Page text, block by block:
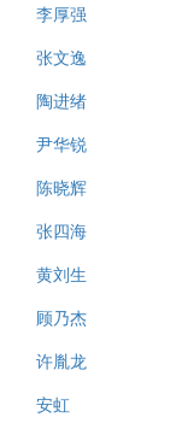
李厚强
张文逸
陶进绪
尹华锐
陈晓辉
张四海
黄刘生
顾乃杰
许胤龙
安虹